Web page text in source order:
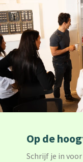
Op de
Schrijf je in